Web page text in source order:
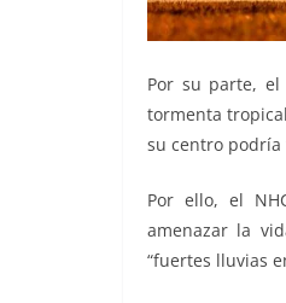
Por su parte, el
tormenta
su centro podría
Por ello, el
amenazar la
“fuertes lluvias